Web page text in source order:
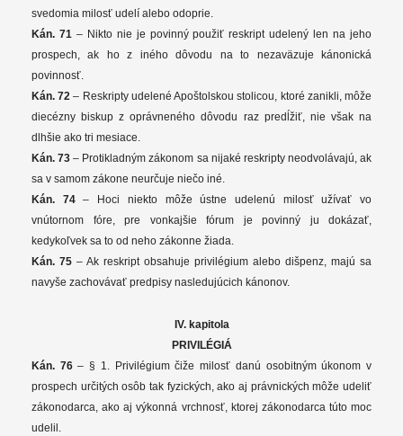
svedomia milosť udelí alebo odoprie.
Kán. 71 – Nikto nie je povinný použiť reskript udelený len na jeho
prospech, ak ho z iného dôvodu na to nezaväzuje kánonická
povinnosť.
Kán. 72– Reskripty udelené Apoštolskou stolicou, ktoré zanikli, môže
diecézny biskup z oprávneného dôvodu raz predĺžiť, nie však na
dlhšie ako tri mesiace.
Kán. 73 – Protikladným zákonom sa nijaké reskripty neodvolávajú, ak
sa v samom zákone neurčuje niečo iné.
Kán. 74– Hoci niekto môže ústne udelenú milosť užívať vo
vnútornom fóre, pre vonkajšie fórum je povinný ju dokázať,
kedykoľvek sa to od neho zákonne žiada.
Kán. 75 – Ak reskript obsahuje privilégium alebo dišpenz, majú sa
navyše zachovávať predpisy nasledujúcich kánonov.
IV. kapitola
PRIVILÉGIÁ
Kán. 76– § 1. Privilégium čiže milosť danú osobitným úkonom v
prospech určitých osôb tak fyzických, ako aj právnických môže udeliť
zákonodarca, ako aj výkonná vrchnosť, ktorej zákonodarca túto moc
udelil.